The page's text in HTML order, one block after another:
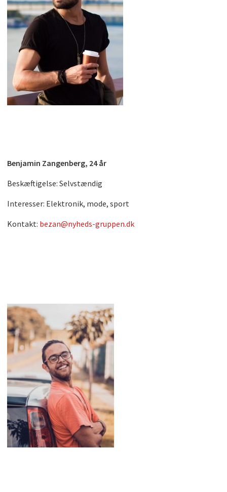
Benjamin Zangenberg, 24 år
Beskæftigelse: Selvstændig
Interesser: Elektronik, mode, sport
Kontakt: bezan@nyheds-gruppen.dk